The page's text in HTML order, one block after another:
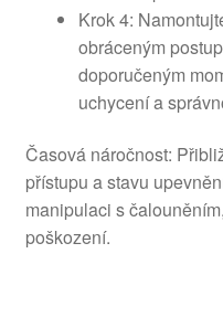
Krok 4:
obráceným
doporučeným
uchycení a
Časová náročnost:
přístupu a stavu
manipulaci s
poškození.